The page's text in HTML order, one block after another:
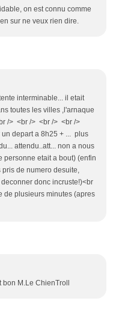
on est connu comme
sur ne veux rien dire.
interminable... il etait
toutes les villes ,l'arnaque
/> <br /> <br /> <br />
depart a 8h25 + ... plus
attendu..att... non a nous
personne etait a bout) (enfin
de numero desuite,
donc incruste!)<br
de plusieurs minutes (apres
M.Le ChienTroll